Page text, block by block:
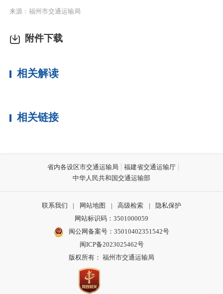
来源：福州市交通运输局
附件下载
相关解读
相关链接
省内各设区市交通运输局
福建省交通运输厅
中华人民共和国交通运输部
联系我们 | 网站地图 | 高级检索 |
隐私保护
网站标识码：3501000059
闽公网备案号：35010402351542号
闽ICP备2023025462号
版权所有： 福州市交通运输局